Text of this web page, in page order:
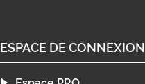
ESPACE DE CONNEXION